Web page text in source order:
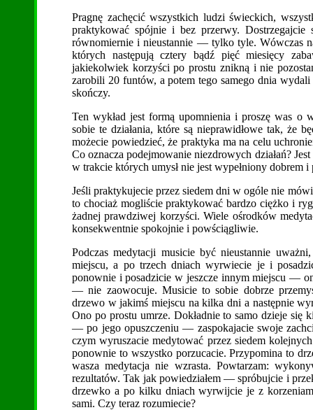
Pragnę zachęcić wszystkich ludzi świeckich,
praktykować spójnie i bez przerwy.
równomiernie i nieustannie — tylko tyle. Wówczas
których następują cztery bądź pięć miesięcy
jakiekolwiek korzyści po prostu znikną i nie
zarobili 20 funtów, a potem tego samego dnia
skończy.
Ten wykład jest formą upomnienia i proszę was o
sobie te działania, które są nieprawidłowe tak, że
możecie powiedzieć, że praktyka ma na celu
Co oznacza podejmowanie niezdrowych działań?
w trakcie których umysł nie jest wypełniony dobrem
Jeśli praktykujecie przez siedem dni w ogóle nie
to chociaż mogliście praktykować bardzo ciężko i
żadnej prawdziwej korzyści. Wiele ośrodków
konsekwentnie spokojnie i powściągliwie.
Podczas medytacji musicie być nieustannie
miejscu, a po trzech dniach wyrwiecie je i
ponownie i posadzicie w jeszcze innym miejscu —
— nie zaowocuje. Musicie to sobie dobrze
drzewo w jakimś miejscu na kilka dni a następnie
Ono po prostu umrze. Dokładnie to samo dzieje się
— po jego opuszczeniu — zaspokajacie swoje
czym wyruszacie medytować przez siedem
ponownie to wszystko porzucacie. Przypomina to
wasza medytacja nie wzrasta. Powtarzam:
rezultatów. Tak jak powiedziałem — spróbujcie i
drzewko a po kilku dniach wyrwijcie je z
sami. Czy teraz rozumiecie?